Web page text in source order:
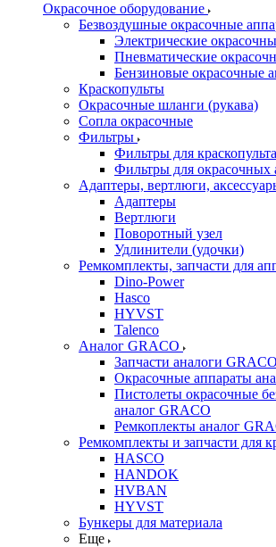
Окрасочное оборудование
Безвоздушные окрасочные
Электрические
Пневматические
Бензиновые окрасочные
Краскопульты
Окрасочные шланги (рукава)
Сопла окрасочные
Фильтры
Фильтры для краскопульта
Фильтры для окрасочных
Адаптеры, вертлюги,
Адаптеры
Вертлюги
Поворотный узел
Удлинители (удочки)
Ремкомплекты, запчасти для
Dino-Power
Hasco
HYVST
Talenco
Аналог GRACO
Запчасти аналоги GRACO
Окрасочные аппараты
Пистолеты окрасочные
аналог GRACO
Ремкоплекты аналог
Ремкомплекты и запчасти для
HASCO
HANDOK
HVBAN
HYVST
Бункеры для материала
Еще